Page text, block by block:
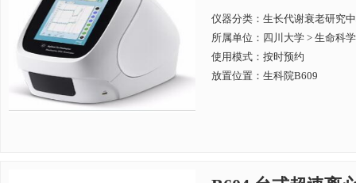
仪器分类：生长代谢衰老研究
所属单位： 四川大学 > 生命科
使用模式：按时预约
放置位置：生科院B609